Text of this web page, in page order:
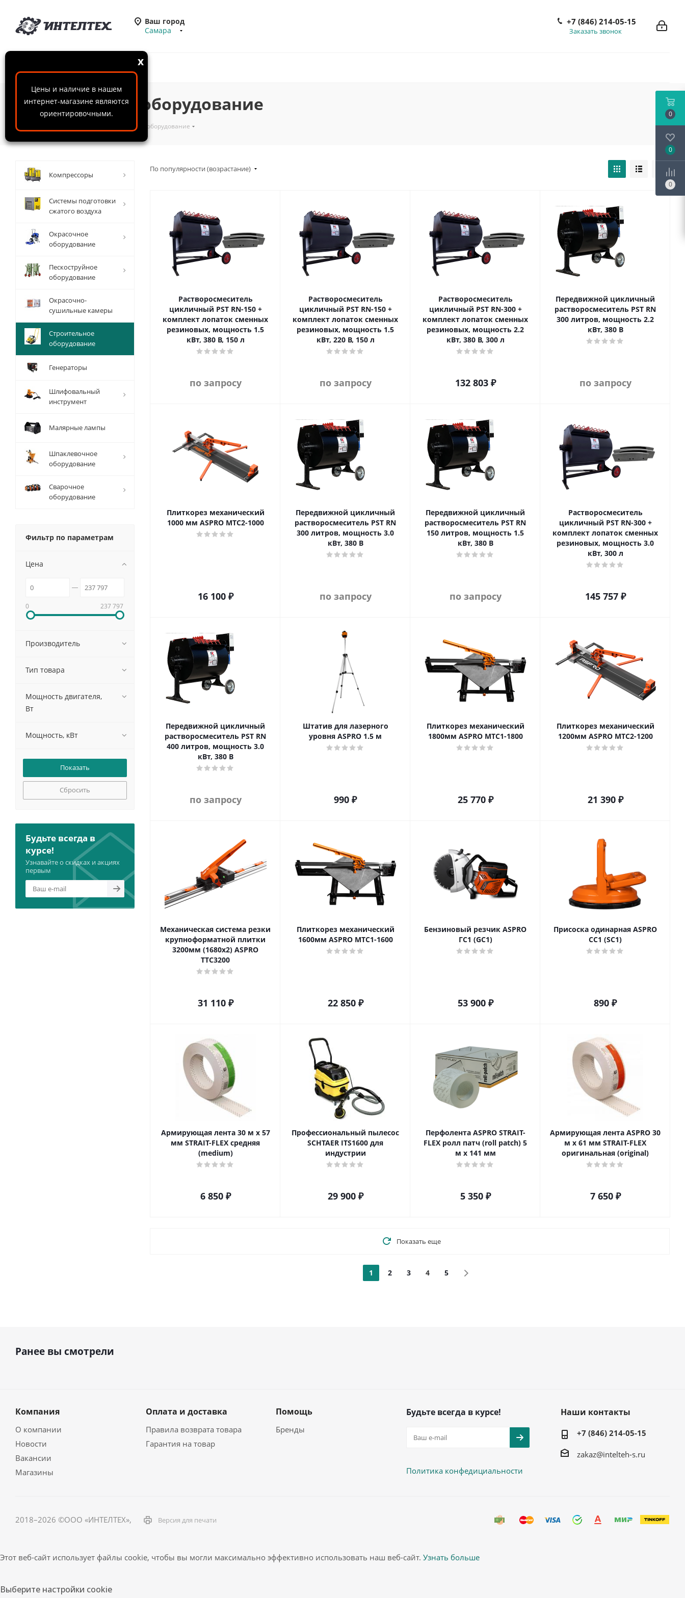
Цены и наличие в нашем
интернет-магазине являются
ориентировочными.
x
Ваш город
Самара
+7 (846) 214-05-15
Заказать звонок
Строительное оборудование
ООО "ИнтелТех" Строительное оборудование
По популярности (возрастание)
Растворосмеситель
цикличный PST RN-150 +
комплект лопаток сменных
резиновых, мощность 1.5
кВт, 380 В, 150 л
по запросу
Растворосмеситель
цикличный PST RN-150 +
комплект лопаток сменных
резиновых, мощность 1.5
кВт, 220 В, 150 л
по запросу
Растворосмеситель
цикличный PST RN-300 +
комплект лопаток сменных
резиновых, мощность 2.2
кВт, 380 В, 300 л
132 803₽
Передвижной цикличный
растворосмеситель PST RN
300 литров, мощность 2.2
кВт, 380 В
по запросу
Плиткорез механический
1000 мм ASPRO MTC2-1000
16 100₽
Передвижной цикличный
растворосмеситель PST RN
300 литров, мощность 3.0
кВт, 380 В
по запросу
Передвижной цикличный
растворосмеситель PST RN
150 литров, мощность 1.5
кВт, 380 В
по запросу
Растворосмеситель
цикличный PST RN-300 +
комплект лопаток сменных
резиновых, мощность 3.0
кВт, 300 л
145 757₽
Передвижной цикличный
растворосмеситель PST RN
400 литров, мощность 3.0
кВт, 380 В
по запросу
Штатив для лазерного
уровня ASPRO 1.5 м
990 ₽
Плиткорез механический
1800мм ASPRO MTC1-1800
25 770₽
Плиткорез механический
1200мм ASPRO MTC2-1200
21 390₽
Механическая система резки
крупноформатной плитки
3200мм (1680х2) ASPRO
TTC3200
31 110₽
Плиткорез механический
1600мм ASPRO MTC1-1600
22 850₽
Бензиновый резчик ASPRO
ГС1 (GC1)
53 900₽
Присоска одинарная ASPRO
СС1 (SC1)
890 ₽
Армирующая лента 30 м х 57
мм STRAIT-FLEX средняя
(medium)
6 850₽
Профессиональный пылесос
SCHTAER ITS1600 для
индустрии
29 900₽
Перфолента ASPRO STRAIT-
FLEX ролл патч (roll patch) 5
м х 141 мм
5 350₽
Армирующая лента ASPRO 30
м х 61 мм STRAIT-FLEX
оригинальная (original)
7 650₽
Показать еще
1 2 3 4 5
Компрессоры
Системы подготовки
сжатого воздуха
Окрасочное
оборудование
Пескоструйное
оборудование
Окрасочно-
сушильные камеры
Строительное
оборудование
Генераторы
Шлифовальный
инструмент
Малярные лампы
Шпаклевочное
оборудование
Сварочное
оборудование
Фильтр по параметрам
Цена
0 237 797
Производитель
Тип товара
Мощность двигателя,
Вт
Мощность, кВт
Сбросить
Будьте всегда в
курсе!
Узнавайте о скидках и акциях
первым
Ранее вы смотрели
Компания
О компании
Новости
Вакансии
Магазины
Оплата и доставка
Правила возврата товара
Гарантия на товар
Помощь
Бренды
Будьте всегда в курсе!
Политика конфедициальности
Наши контакты
+7 (846) 214-05-15
zakaz@intelteh-s.ru
2018–2026 ©ООО «ИНТЕЛТЕХ», Версия для печати
0
0
0
Этот веб-сайт использует файлы cookie, чтобы вы могли максимально эффективно использовать наш веб-сайт. Узнать больше
Выберите настройки cookie